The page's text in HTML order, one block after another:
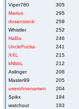
Viper780
305
Marius
295
dosensteck
259
Whistler
252
HaBa
246
UncleFucka
241
XXL
215
kNbbL
212
Aslinger
206
Master99
205
userohnenamen
204
Spikx
194
watchout
193